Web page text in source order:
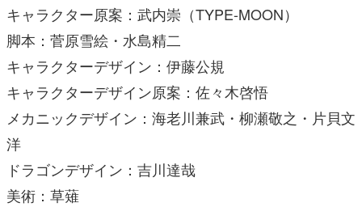
キャラクター原案：武内崇（TYPE-MOON）
脚本：菅原雪絵・水島精二
キャラクターデザイン：伊藤公規
キャラクターデザイン原案：佐々木啓悟
メカニックデザイン：海老川兼武・柳瀬敬之・片貝文
洋
ドラゴンデザイン：吉川達哉
美術：草薙